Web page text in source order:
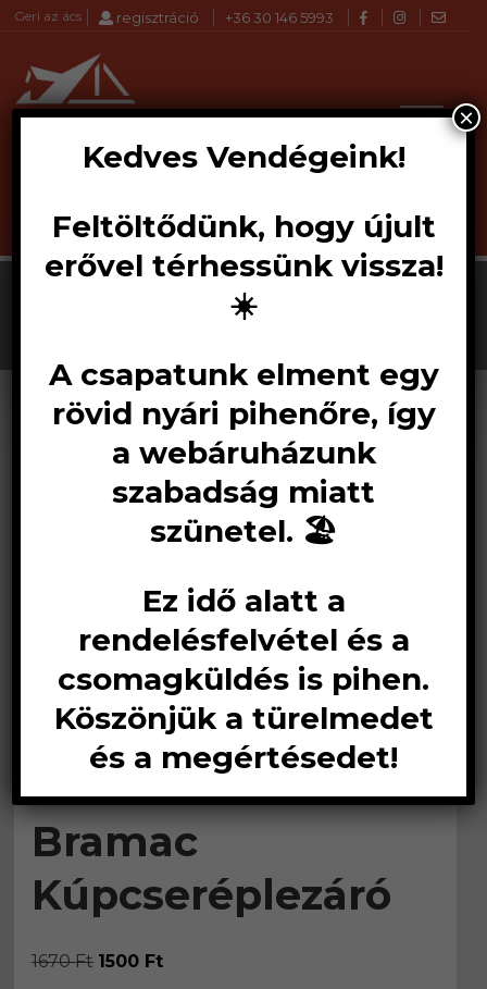
Geri az ács regisztráció +36 30 146 5993
Products
KERESÉS
Akció!
Bramac
Kúpcseréplezáró
1670Ft Original
1500 FtCurrent
Kedves Vendégeink!
Feltöltődünk, hogy újult
erővel térhessünk vissza!
☀️
A csapatunk elment egy
rövid nyári pihenőre, így
a webáruházunk
szabadság miatt
szünetel. 🏖️
Ez idő alatt a
rendelésfelvétel és a
csomagküldés is pihen.
Köszönjük a türelmedet
és a megértésedet!
×